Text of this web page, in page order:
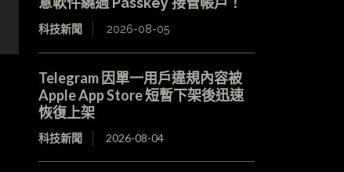
科技新聞 2026-08-05
Telegram 因單一用戶違規內容被
Apple App Store 短暫下架後迅速
恢復上架
科技新聞 2026-08-04